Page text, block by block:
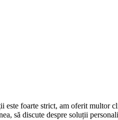
foarte strict, am oferit multor
să discute despre soluții